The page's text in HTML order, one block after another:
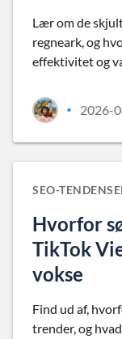
Lær om de
regneark, og
effektivitet og
• 2026-
SEO-
Hvorfor
TikTok
vokse
Find ud af,
trender, og